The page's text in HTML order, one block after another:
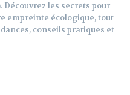
les secrets pour
empreinte écologique, tout
conseils pratiques et